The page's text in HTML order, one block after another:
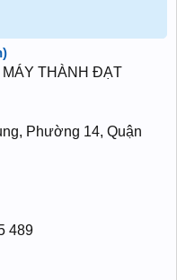
THÀNH ĐẠT
Phường 14, Quận
489